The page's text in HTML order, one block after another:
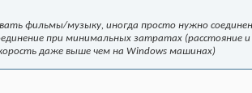
фильмы/музыку, иногда просто нужно
при минимальных затратах (расстояние
даже выше чем на Windows машинах)